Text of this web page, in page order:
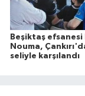
Beşiktaş efsanesi
Nouma,
seliyle karşılandı